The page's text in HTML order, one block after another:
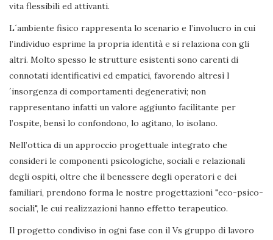
vita flessibili ed attivanti.
L´ambiente fisico rappresenta lo scenario e l’involucro in cui
l’individuo esprime la propria identità e si relaziona con gli
altri. Molto spesso le strutture esistenti sono carenti di
connotati identificativi ed empatici, favorendo altresì l
´insorgenza di comportamenti degenerativi; non
rappresentano infatti un valore aggiunto facilitante per
l’ospite, bensì lo confondono, lo agitano, lo isolano.
Nell’ottica di un approccio progettuale integrato che
consideri le componenti psicologiche, sociali e relazionali
degli ospiti, oltre che il benessere degli operatori e dei
familiari, prendono forma le nostre progettazioni "eco-psico-
sociali", le cui realizzazioni hanno effetto terapeutico.
Il progetto condiviso in ogni fase con il Vs gruppo di lavoro